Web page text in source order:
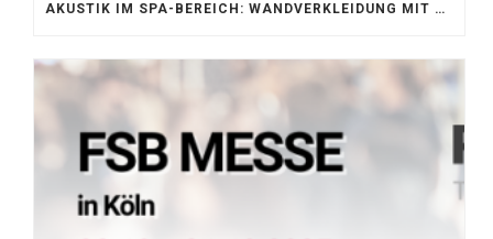
AKUSTIK IM SPA-BEREICH: WANDVERKLEIDUNG MIT SILENTPROTECT CORE